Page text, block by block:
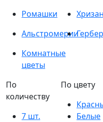
Ромашки
Альстромерии
Комнатные
цветы
По
количеству
7 шт.
По цвету
Белые